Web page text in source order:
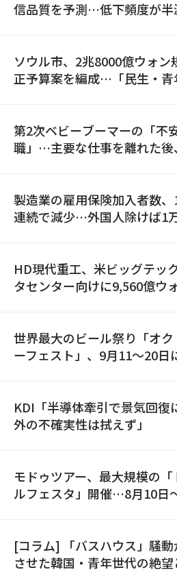
信品質を予測…低下頻度が半
ソウル市、2兆8000億ウォン
正予算案を編成…「民生・青
第2次ベビーブーマーの「不
職」…主要な仕事を離れた後
製造業の雇用保険加入者数、
連続で減少…外国人除けば1
HD現代重工、米ビッグテッ
タセンター向けに9,560億ウ
世界最大のビール祭り「オ
ーフェスト」、9月11〜20日
KDI「半導体牽引で景気回
外の不確実性は拭えず」
モドゥツアー、最大規模の「
ルフェスタ」開催…8月10日
[コラム] 「バスハウス」騒動
させた韓国・青年世代の絶望